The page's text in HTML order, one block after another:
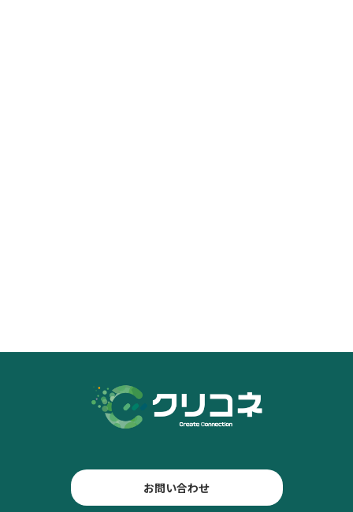
お問い合わせ